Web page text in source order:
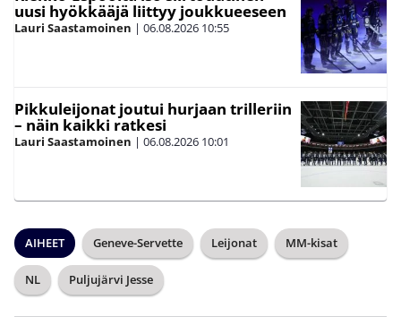
uusi hyökkääjä liittyy joukkueeseen
Lauri Saastamoinen | 06.08.2026 10:55
Pikkuleijonat joutui hurjaan trilleriin
– näin kaikki ratkesi
Lauri Saastamoinen | 06.08.2026 10:01
AIHEET Geneve-Servette Leijonat MM-kisat
NL Puljujärvi Jesse